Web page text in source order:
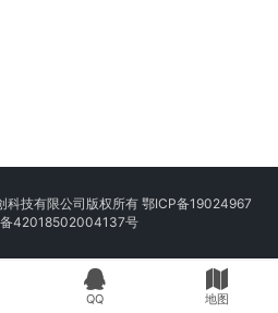
技有限公司版权所有 鄂ICP备19024967
42018502004137号
QQ 地图